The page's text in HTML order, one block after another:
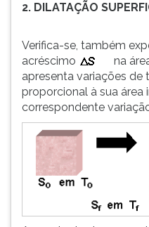
2. DILATAÇÃO
Verifica-se, também
acréscimo
na área
apresenta variações
proporcional à sua área
correspondente